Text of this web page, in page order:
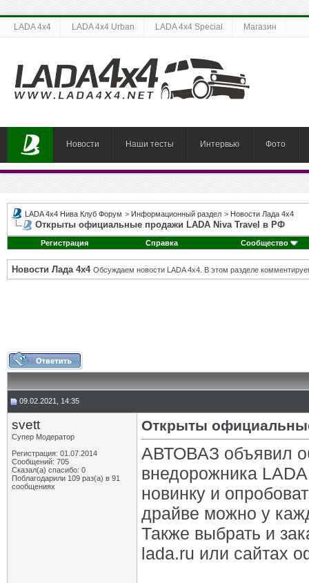
LADA 4x4 LADA 4x4 Urban LADA 4x4 Special Магазин
Новости Наши тесты Интервью Фото
LADA 4x4 Нива Клуб Форум > Информационный раздел > Новости Лада 4х4
Открыты официальные продажи LADA Niva Travel в РФ
Регистрация Справка Сообщество
Новости Лада 4х4 Обсуждаем новости LADA 4x4. В этом разделе
09.02.2021, 14:35
svett
Супер Модератор
Регистрация: 01.07.2014
Сообщений: 705
Сказал(а) спасибо: 0
Поблагодарили 109 раз(а) в 91
сообщениях
Открыты
АВТОВАЗ объявил
внедорожника
новинку и
драйве можно у
Также выбрать и
lada.ru или сайтах